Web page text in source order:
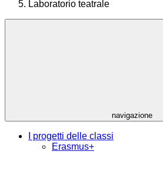
Laboratorio teatrale
navigazione
I progetti delle classi
Erasmus+